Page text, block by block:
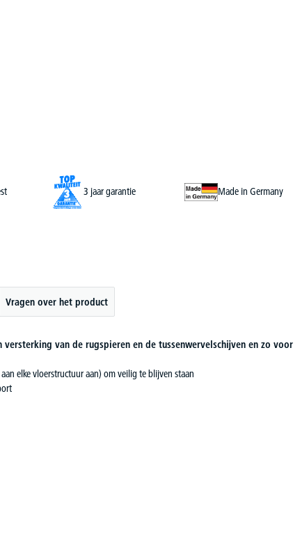
3 jaar garantie Made in Germany
Vragen over het product
van de rugspieren en de tussenwervelschijven en zo voor
elke vloerstructuur aan) om veilig te blijven staan